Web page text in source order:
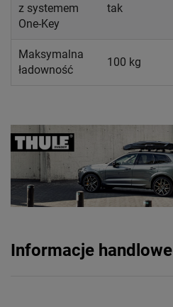
z systemem
One-Key
tak
Maksymalna
ładowność
100 kg
Informacje handlowe